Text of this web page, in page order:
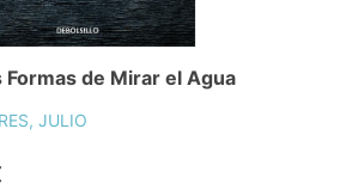
Formas de Mirar el Agua
JULIO